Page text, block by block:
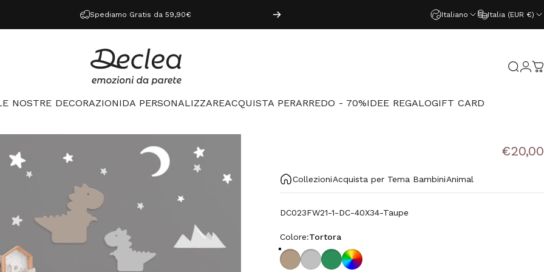
Spediamo Gratis da 59,90€ Italiano Italia (EUR €)
Declea Cerca
NOSTRE DECORAZIONIDA PERSONALIZZAREACQUISTA PERARREDO - 70%IDEE REGALOGIFT CARD
€20,00
CollezioniAcquista per Tema BambiniAnimal
DC023FW21-1-DC-40X34-Taupe
Colore
Colore:Tortora
TortoraGrigio medio
VerdeColore Personalizzato